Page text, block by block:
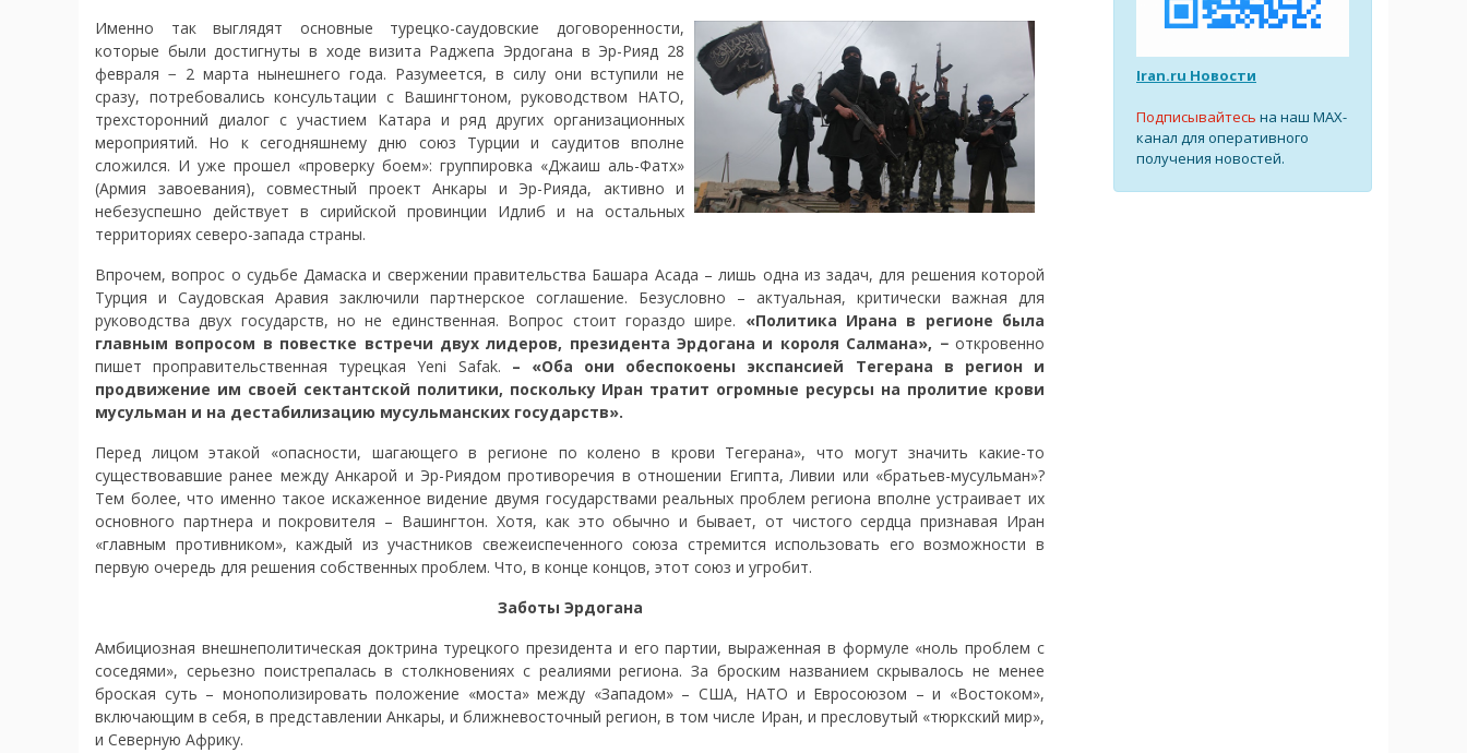
Именно так выглядят основные турецко-саудовские договоренности,
которые были достигнуты в ходе визита Раджепа Эрдогана в Эр-Рияд 28
февраля − 2 марта нынешнего года. Разумеется, в силу они вступили не
сразу, потребовались консультации с Вашингтоном, руководством НАТО,
трехсторонний диалог с участием Катара и ряд других организационных
мероприятий. Но к сегодняшнему дню союз Турции и саудитов вполне
сложился. И уже прошел «проверку боем»: группировка «Джаиш аль-Фатх»
(Армия завоевания), совместный проект Анкары и Эр-Рияда, активно и
небезуспешно действует в сирийской провинции Идлиб и на остальных
территориях северо-запада страны.
Впрочем, вопрос о судьбе Дамаска и свержении правительства Башара Асада – лишь одна из задач, для решения которой
Турция и Саудовская Аравия заключили партнерское соглашение. Безусловно – актуальная, критически важная для
руководства двух государств, но не единственная. Вопрос стоит гораздо шире. «Политика Ирана в регионе была
главным вопросом в повестке встречи двух лидеров, президента Эрдогана и короля Салмана», − откровенно
пишет проправительственная турецкая Yeni Safak. – «Оба они обеспокоены экспансией Тегерана в регион и
продвижение им своей сектантской политики, поскольку Иран тратит огромные ресурсы на пролитие крови
мусульман и на дестабилизацию мусульманских государств».
Перед лицом этакой «опасности, шагающего в регионе по колено в крови Тегерана», что могут значить какие-то
существовавшие ранее между Анкарой и Эр-Риядом противоречия в отношении Египта, Ливии или «братьев-мусульман»?
Тем более, что именно такое искаженное видение двумя государствами реальных проблем региона вполне устраивает их
основного партнера и покровителя – Вашингтон. Хотя, как это обычно и бывает, от чистого сердца признавая Иран
«главным противником», каждый из участников свежеиспеченного союза стремится использовать его возможности в
первую очередь для решения собственных проблем. Что, в конце концов, этот союз и угробит.
Заботы Эрдогана
Амбициозная внешнеполитическая доктрина турецкого президента и его партии, выраженная в формуле «ноль проблем с
соседями», серьезно поистрепалась в столкновениях с реалиями региона. За броским названием скрывалось не менее
броская суть – монополизировать положение «моста» между «Западом» – США, НАТО и Евросоюзом – и «Востоком»,
включающим в себя, в представлении Анкары, и ближневосточный регион, в том числе Иран, и пресловутый «тюркский мир»,
и Северную Африку.
Iran.ru Новости
Подписывайтесь на наш MAX-
канал для оперативного
получения новостей.